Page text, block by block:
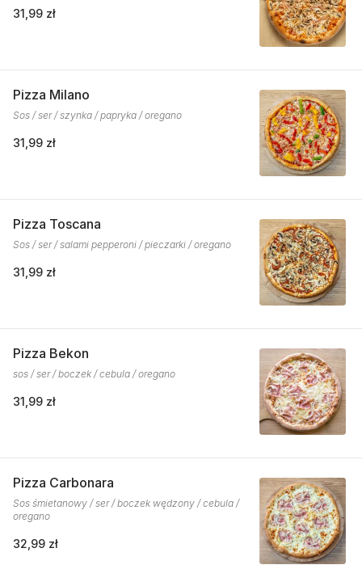
31,99 zł
Pizza Milano
Sos / ser / szynka / papryka / oregano
31,99 zł
Pizza Toscana
Sos / ser / salami pepperoni / pieczarki / oregano
31,99 zł
Pizza Bekon
sos / ser / boczek / cebula / oregano
31,99 zł
Pizza Carbonara
Sos śmietanowy / ser / boczek wędzony / cebula /
oregano
32,99 zł